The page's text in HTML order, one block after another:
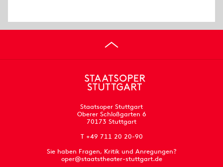
Staatsoper Stuttgart
Oberer Schloßgarten 6
70173 Stuttgart
T +49 711 20 20-90
Sie haben Fragen, Kritik und Anregungen?
oper@staatstheater-stuttgart.de